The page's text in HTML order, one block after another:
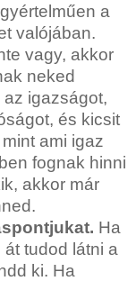
a
valójában.
vagy, akkor
neked
igazságot,
és kicsit
ami igaz
fognak hinni
akkor már
.
. Ha
tudod látni a
ki. Ha